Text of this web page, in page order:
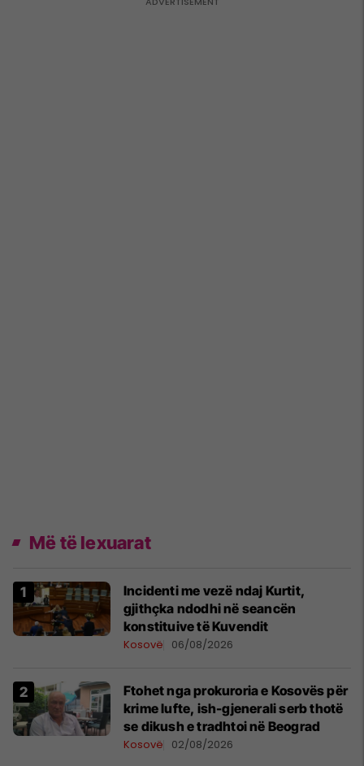
Më të lexuarat
Incidenti me vezë ndaj Kurtit,
gjithçka ndodhi në seancën
konstituive të Kuvendit
Kosovë 06/08/2026
Ftohet nga prokuroria e Kosovës për
krime lufte, ish-gjenerali serb thotë
se dikush e tradhtoi në Beograd
Kosovë 02/08/2026